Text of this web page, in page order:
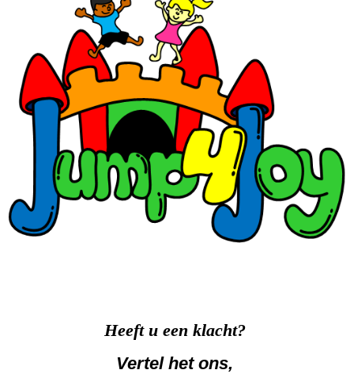
Heeft u een klacht?
Vertel het ons,